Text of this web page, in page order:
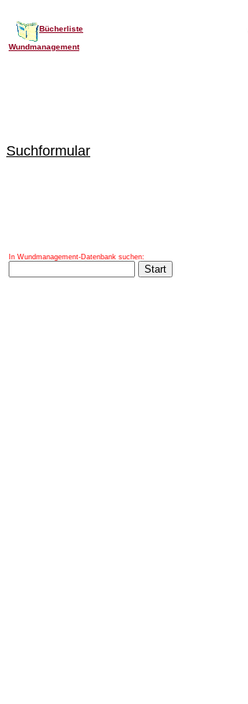
Bücherliste
Wundmanagement
Suchformular
In Wundmanagement-Datenbank suchen: